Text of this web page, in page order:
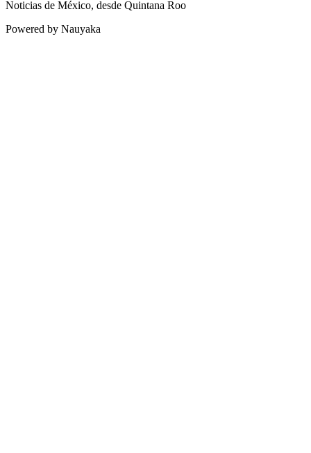
Noticias de México, desde Quintana Roo
Powered by Nauyaka